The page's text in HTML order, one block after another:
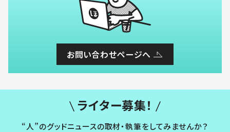
お問い合わせページへ
ライター募集！
“人”のグッドニュースの取材・執筆をしてみませんか？